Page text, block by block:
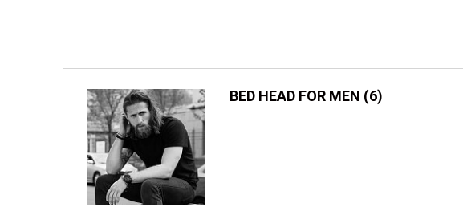
BED HEAD FOR MEN (6)